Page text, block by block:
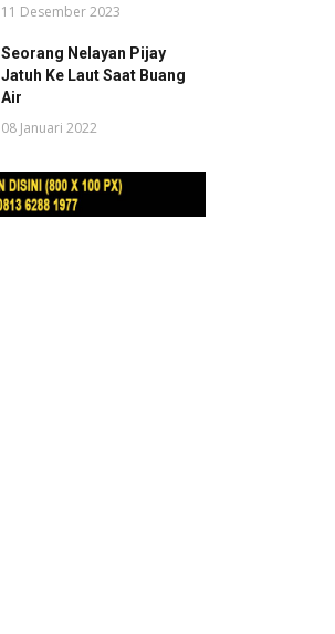
11 Desember 2023
Seorang Nelayan Pijay
Jatuh Ke Laut Saat Buang
Air
08 Januari 2022